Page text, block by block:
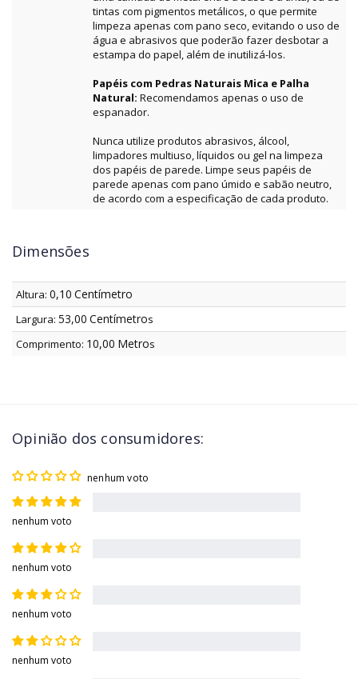
tintas com pigmentos metálicos, o que permite
limpeza apenas com pano seco, evitando o uso de
água e abrasivos que poderão fazer desbotar a
estampa do papel, além de inutilizá-los.
Papéis com Pedras Naturais Mica e Palha
Natural: Recomendamos apenas o uso de
espanador.
Nunca utilize produtos abrasivos, álcool,
limpadores multiuso, líquidos ou gel na limpeza
dos papéis de parede. Limpe seus papéis de
parede apenas com pano úmido e sabão neutro,
de acordo com a especificação de cada produto.
Dimensões
Altura: 0,10 Centímetro
Largura: 53,00 Centímetros
Comprimento: 10,00 Metros
Opinião dos consumidores:
nenhum voto
nenhum voto
nenhum voto
nenhum voto
nenhum voto